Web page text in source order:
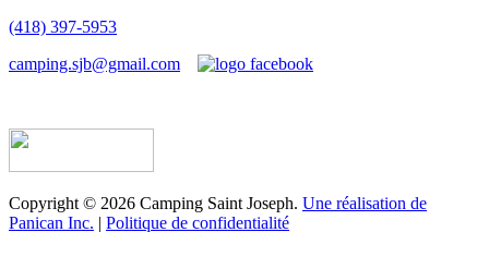
(418) 397-5953
camping.sjb@gmail.com
Copyright © 2026 Camping Saint Joseph. Une réalisation de
Panican Inc. | Politique de confidentialité